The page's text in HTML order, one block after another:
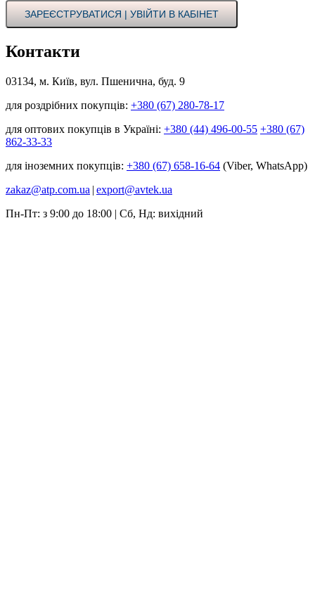
ЗАРЕЄСТРУВАТИСЯ | УВІЙТИ В КАБІНЕТ
Контакти
03134, м. Київ, вул. Пшенична, буд. 9
для роздрібних покупців: +380 (67) 280-78-17
для оптових покупців в Україні: +380 (44) 496-00-55 +380 (67)
862-33-33
для іноземних покупців: +380 (67) 658-16-64 (Viber, WhatsApp)
zakaz@atp.com.ua | export@avtek.ua
Пн-Пт: з 9:00 до 18:00 | Сб, Нд: вихідний